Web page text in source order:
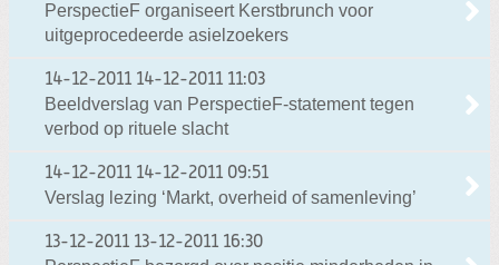
PerspectieF organiseert Kerstbrunch voor
uitgeprocedeerde asielzoekers
14-12-2011 14-12-2011 11:03
Beeldverslag van PerspectieF-statement tegen
verbod op rituele slacht
14-12-2011 14-12-2011 09:51
Verslag lezing ‘Markt, overheid of samenleving’
13-12-2011 13-12-2011 16:30